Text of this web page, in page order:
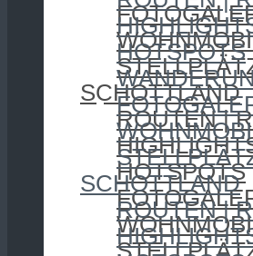
SCHOTTLAND
ROUTEN |
HOTSPOTS
HOTSPOTS
SCHOTTLAND
ROUTEN |